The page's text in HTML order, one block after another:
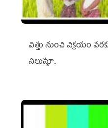
విత్తు నుంచి విక్రయం
నిలుస్తూ..